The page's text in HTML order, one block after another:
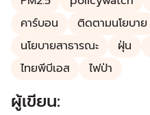
คาร์บอน
ติดตามนโยบาย
นโยบายสาธารณะ
ฝุ่น
ไทยพีบีเอส
ไฟป่า
ผู้เขียน: